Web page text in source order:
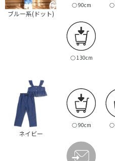
ブルー系(ドット)
○90cm ○
○130cm
ネイビー
○90cm ○